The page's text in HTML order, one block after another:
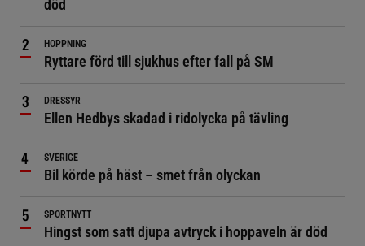
död
HOPPNING
Ryttare förd till sjukhus efter fall på SM
DRESSYR
Ellen Hedbys skadad i ridolycka på tävling
SVERIGE
Bil körde på häst – smet från olyckan
SPORTNYTT
Hingst som satt djupa avtryck i hoppaveln är död